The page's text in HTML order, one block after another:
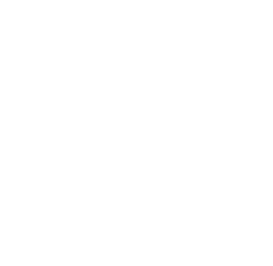
è la più versatile a
è fattibile